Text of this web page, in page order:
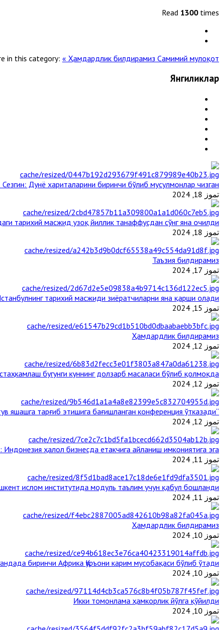
Read 1300 times
in this category: « Ҳамдардлик билдирамиз Самимий мулоқот »
Янгиликлар
Дунё хариталарини биринчи бўлиб мусулмонлар чизган
تموز 18, 2024
тарихий масжид узоқ йиллик танаффусдан сўнг яна очилди
تموز 18, 2024
Таъзия билдирамиз
تموز 17, 2024
тарихий масжиди зиёратчиларни яна қарши олади
تموز 15, 2024
Ҳамдардлик билдирамиз
تموز 12, 2024
бугунги куннинг долзарб масаласи бўлиб қолмоқда
تموز 12, 2024
“Ал-Азҳар” Таиландда динларнинг тинч-тотув яшашга тарғиб этишига бағишланган конференция ўтказади
تموز 12, 2024
ҳалол бизнесда етакчига айланиш имкониятига эга
تموز 11, 2024
ислом институтида модуль таълим учун қабул бошланди
تموز 11, 2024
Ҳамдардлик билдирамиз
تموز 10, 2024
биринчи Aфрика Қуръони карим мусобақаси бўлиб ўтади
تموز 10, 2024
Икки томонлама ҳамкорлик йўлга қўйилди
تموز 10, 2024